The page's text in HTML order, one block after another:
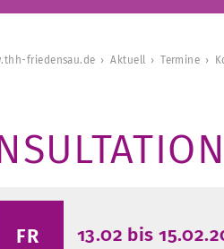
friedensau.de Aktuell Termine
FR 13.02 bis